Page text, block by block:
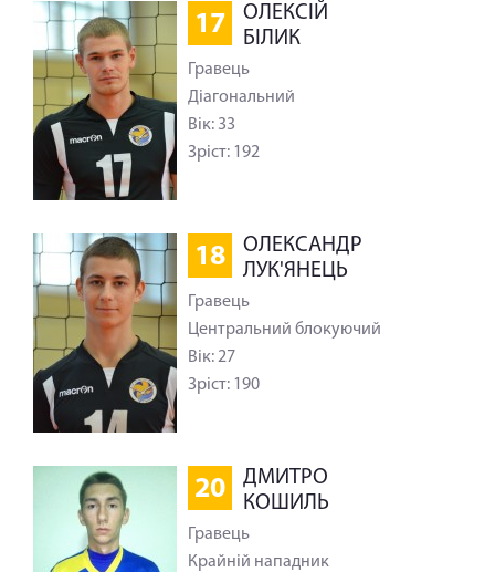
17
ОЛЕКСІЙ
БІЛИК
Гравець
Діагональний
Вік: 33
Зріст: 192
18
ОЛЕКСАНДР
ЛУК'ЯНЕЦЬ
Гравець
Центральний блокуючий
Вік: 27
Зріст: 190
20
ДМИТРО
КОШИЛЬ
Гравець
Крайній нападник